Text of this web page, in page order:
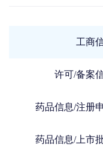
工商
许可/备案
药品信息/注册
药品信息/上市